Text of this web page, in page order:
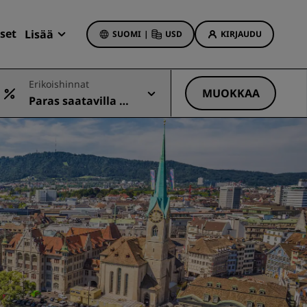
Lisää
Radisson Rewards
Varaukseni
SUOMI | USD KIRJAUDU
Hotellitarjoukset
Tutustu tarjouksiin
Ensimmäisellä kerralla onnistaa
Deals of the Day
Varaa etukäteen
Katso pakettimme
Matkaideoita
Perheystävälliset hotellit
Erikoishinnat
Paras saatavilla ol
eva hinta
MUOKKAA